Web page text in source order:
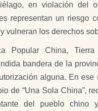
en violación del
representan un riesgo
vulneran los derechos
Popular China,
bandera de la
alguna. En
de “Una Sola China”,
del pueblo chino